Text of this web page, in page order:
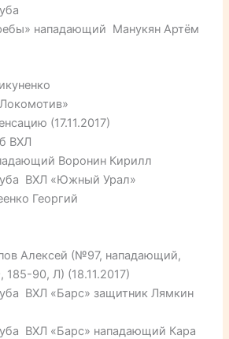
нападающий Манукян Артём
(17.11.2017)
ВХЛ
Воронин Кирилл
ВХЛ «Южный Урал»
Георгий
Алексей (№97, нападающий,
185-90, Л) (18.11.2017)
ВХЛ «Барс» защитник Лямкин
ВХЛ «Барс» нападающий Кара